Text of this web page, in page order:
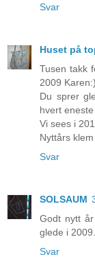
Svar
Huset på
Tusen takk
2009
Du sprer
hvert
Vi sees i
Nyttårs
Svar
SOLSAUM
Godt nytt
glede i
Svar